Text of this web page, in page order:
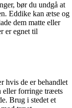
bør du undgå at
Eddike kan ætse og
dem matte eller
er egnet til
hvis de er behandlet
eller forringe træets
Brug i stedet et